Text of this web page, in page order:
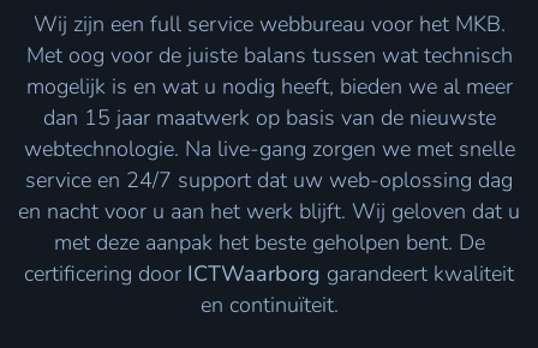
Wij zijn een full service webbureau voor het MKB.
Met oog voor de juiste balans tussen wat technisch
mogelijk is en wat u nodig heeft, bieden we al meer
dan 15 jaar maatwerk op basis van de nieuwste
webtechnologie. Na live-gang zorgen we met snelle
service en 24/7 support dat uw web-oplossing dag
en nacht voor u aan het werk blijft. Wij geloven dat u
met deze aanpak het beste geholpen bent. De
certificering door ICTWaarborg garandeert kwaliteit
en continuïteit.